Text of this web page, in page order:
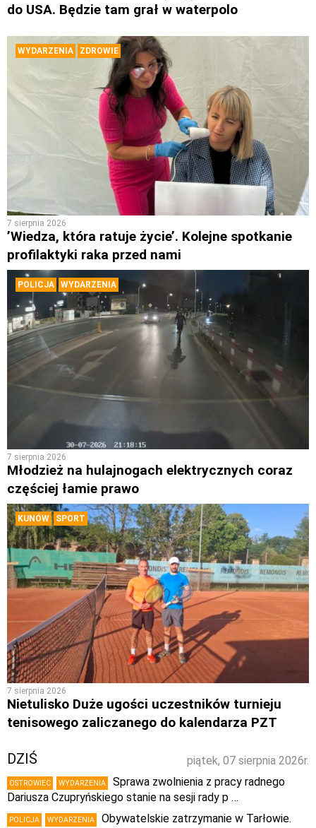
do USA. Będzie tam grał w waterpolo
WYDARZENIA ZDROWIE
7 sierpnia 2026
’Wiedza, która ratuje życie’. Kolejne spotkanie
profilaktyki raka przed nami
POLICJA WYDARZENIA
7 sierpnia 2026
Młodzież na hulajnogach elektrycznych coraz
częściej łamie prawo
KUNÓW SPORT
7 sierpnia 2026
Nietulisko Duże ugości uczestników turnieju
tenisowego zaliczanego do kalendarza PZT
piątek, 07 sierpnia 2026r.
DZIŚ
OSTROWIEC WYDARZENIA
Sprawa zwolnienia z pracy radnego
Dariusza Czupryńskiego stanie na sesji rady p …
POLICJA WYDARZENIA
Obywatelskie zatrzymanie w Tarłowie.